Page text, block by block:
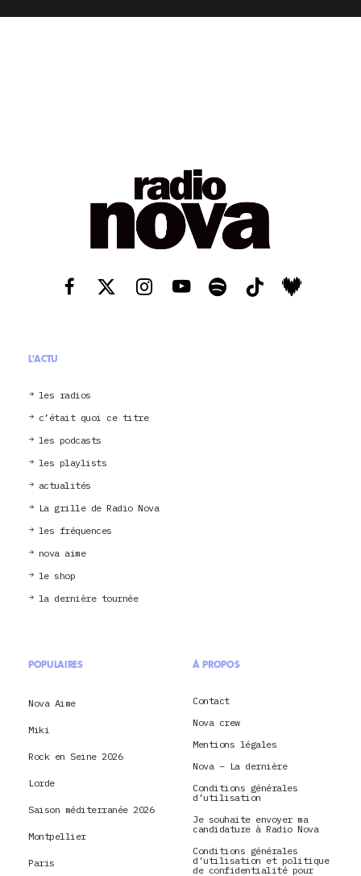
L'ACTU
les radios
c’était quoi ce titre
les podcasts
les playlists
actualités
La grille de Radio Nova
les fréquences
nova aime
le shop
la dernière tournée
POPULAIRES
Nova Aime
Miki
Rock en Seine 2026
Lorde
Saison méditerranée 2026
Montpellier
Paris
À PROPOS
Contact
Nova crew
Mentions légales
Nova – La dernière
Conditions générales
d’utilisation
Je souhaite envoyer ma
candidature à Radio Nova
Conditions générales
d’utilisation et politique
de confidentialité pour